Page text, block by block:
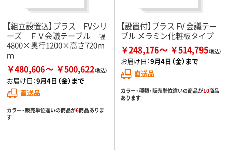
【組立設置込】プラス FVシリ
ーズ ＦＶ会議テーブル 幅
4800×奥行1200×高さ720ｍ
ｍ
￥480,606 ￥500,622
お届け日：9月4日（金）まで
直送品
カラー・販売単位違いの商品が6商品ありま
す
【設置付】プラス FV 会議テー
ブル メラミン化粧板タイプ
￥248,176 ￥514,795
お届け日：9月4日（金）まで
直送品
カラー・種類・販売単位違いの商品が10商品
あります